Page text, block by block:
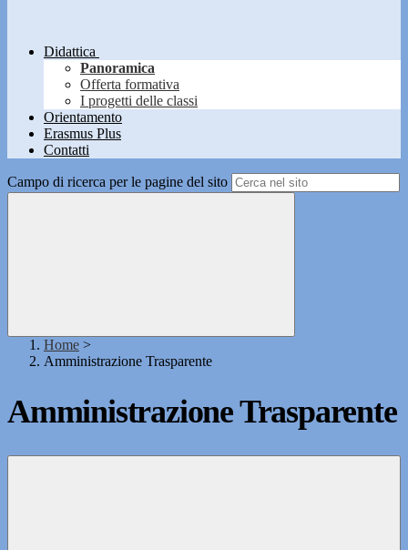
Didattica
Panoramica
Offerta formativa
I progetti delle classi
Orientamento
Erasmus Plus
Contatti
Campo di ricerca per le pagine del sito
Home >
Amministrazione Trasparente
Amministrazione Trasparente